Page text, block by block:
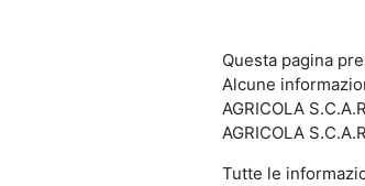
Questa pagina
Alcune
AGRICOLA
AGRICOLA
Tutte le